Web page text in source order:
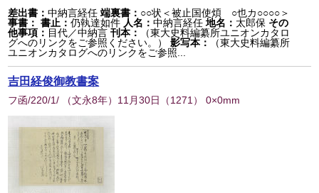
差出書：中納言経任 端裏書： ○○状＜被止国使煩 ○也カ○○○○＞
事書： 書止：仍執達如件 人名：中納言経任 地名： 太郎保 その
他事項： 目代／中納言刊本：
（東大史料編纂所ユニオンカタロ
グへのリンクをご参照ください。）
影写本：
（東大史料編纂所
ユニオンカタログへのリンクをご参照...
吉田経俊御教書案
フ函/220/1/ （文永8年）11月30日 （1271 ） 0×0mm